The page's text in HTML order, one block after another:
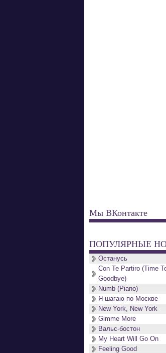
Мы ВКонтакте
ПОПУЛЯРНЫЕ
Останусь
Con Te Partiro (Time
Goodbye)
Numb (Piano)
Я шагаю по Москве
New York, New York
Gimme More
Вальс-бостон
My Heart Will Go On
Feeling Good